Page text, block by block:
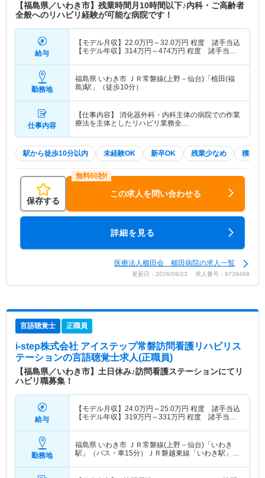
【福島県／いわき市】残業時間月10時間以下♪内科・ご高齢者
全般へのリハビリ経験が可能な病院です！
給与
【モデル月収】 22.0万円～32.0万円 程度 諸手当込
【モデル年収】 314万円～474万円 程度 諸手当・
勤務地
福島県 いわき市 ＪＲ常磐線(上野－仙台)「植田(福
島)駅」（徒歩10分）
仕事内容
【仕事内容】 消化器外科・内科主体の病院での作業
療法を主体としたリハビリ業務全…
駅から徒歩10分以内 未経験OK 新卒OK 残業少なめ 積極採
保存する
この求人を問い合わせる
詳細を見る
医療法人櫛田会 櫛田病院の求人一覧
更新日：2026/06/23 求人番号：9739468
言語聴覚士 正職員
i-step株式会社 アイステップ常磐訪問看護リハビリス
テーションの言語聴覚士求人(正職員)
【福島県／いわき市】土日休み♪訪問看護ステーションにてリ
ハビリ職募集！
給与
【モデル月収】 24.0万円～25.0万円 程度 諸手当込
【モデル年収】 319万円～331万円 程度 諸手当・
勤務地
福島県 いわき市 ＪＲ常磐線(上野－仙台)「いわき
駅」（バス・車15分）ＪＲ磐越東線「いわき駅」